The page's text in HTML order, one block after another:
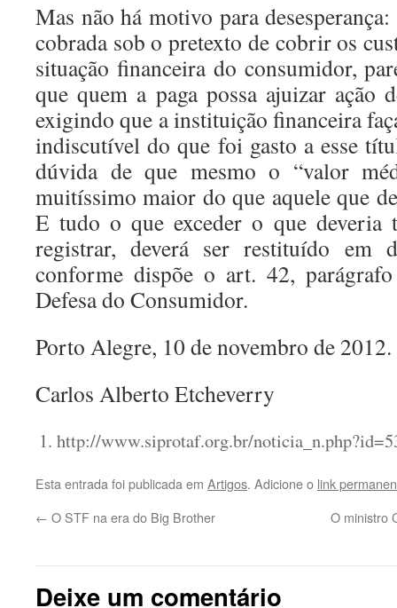
Mas não há motivo para
cobrada sob o pretexto de cobrir os
situação financeira do consumidor,
que quem a paga possa ajuizar ação
exigindo que a instituição financeira
indiscutível do que foi gasto a esse
dúvida de que mesmo o “valor
muitíssimo maior do que aquele que
E tudo o que exceder o que deveria
registrar, deverá ser restituído em
conforme dispõe o art. 42,
Defesa do Consumidor.
Porto Alegre, 10 de novembro de 2012.
Carlos Alberto Etcheverry
http://www.siprotaf.org.br/
Esta entrada foi publicada em Artigos. Adicione o link
← O STF na era do Big Brother O ministro
Deixe um comentário